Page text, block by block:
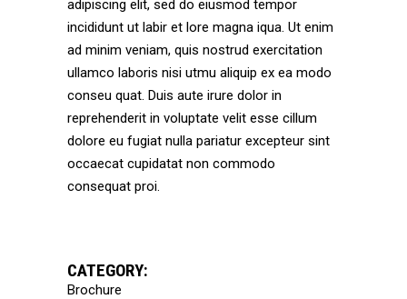
adipiscing elit, sed do eiusmod tempor
incididunt ut labir et lore magna iqua. Ut enim
ad minim veniam, quis nostrud exercitation
ullamco laboris nisi utmu aliquip ex ea modo
conseu quat. Duis aute irure dolor in
reprehenderit in voluptate velit esse cillum
dolore eu fugiat nulla pariatur excepteur sint
occaecat cupidatat non commodo
consequat proi.
CATEGORY:
Brochure